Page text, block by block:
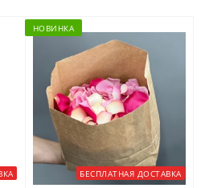
НОВИНКА
БЕСПЛАТНАЯ ДОСТАВКА